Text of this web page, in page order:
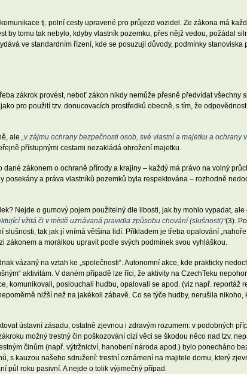
tj. polní cesty upravené pro průjezd vozidel. Ze zákona má
by tomu tak nebylo, kdyby vlastník pozemku, přes nějž vedou, požádal
ve standardním řízení, kde se posuzují důvody, podmínky
zákrok provést, neboť zákon nikdy nemůže přesně předvídat všechny
pro použití tzv. donucovacích prostředků obecně, s tím, že
ale „v zájmu ochrany bezpečnosti osob, své vlastní a majetku a
přístupnými cestami nezakládá ohrožení majetku.
zákonem o ochraně přírody a krajiny – každý má právo na volný
posekány a práva vlastníků pozemků byla respektována – rozhodně
Nejde o gumový pojem použitelný dle libosti, jak by mohlo vypadat,
vžitá či v místě uznávaná pravidla způsobu chování (slušnosti)“(3).
tak jak jí vnímá většina lidí. Příkladem je třeba opalování
zákonem a morálkou upravit podle svých podmínek svou vyhláškou.
vázaný na vztah ke „společnosti“. Autonomní akce, kde prakticky
aktivitám. V daném případě lze říci, že aktivity na CzechTeku
komunikovali, poslouchali hudbu, opalovali se apod. (viz např. reportáž
nižší než na jakékoli zábavě. Co se týče hudby, nerušila nikoho,
ústavní zásadu, ostatně zjevnou i zdravým rozumem: v podobných
možný trestný čin poškozování cizí věci se škodou něco nad tzv.
činům (např. výtržnictví, hanobení národa apod.) bylo ponecháno
s kauzou našeho sdružení: trestní oznámení na majitele domu, který
půl roku pasivní. A nejde o tolik výjimečný případ.